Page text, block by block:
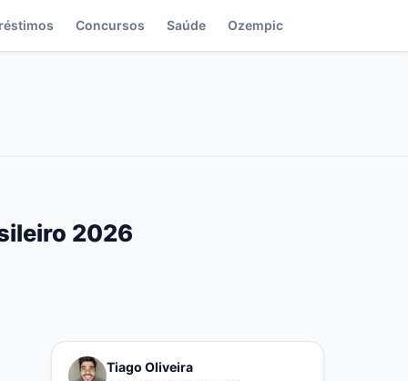
Concursos Saúde Ozempic
2026
Tiago Oliveira